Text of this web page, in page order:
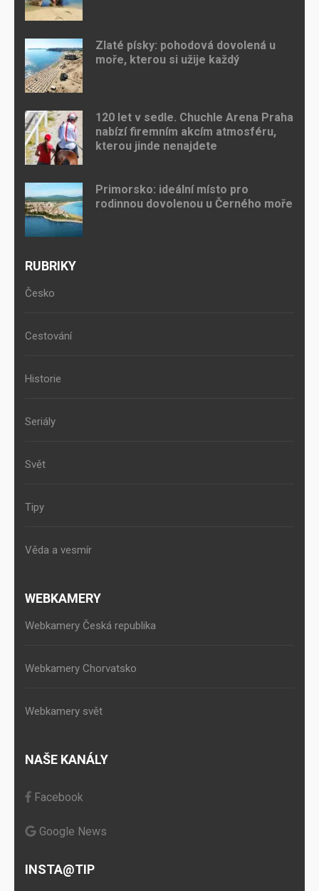
Zlaté písky: pohodová dovolená u
moře, kterou si užije každý
120 let v sedle. Chuchle Arena Praha
nabízí firemním akcím atmosféru,
kterou jinde nenajdete
Primorsko: ideální místo pro
rodinnou dovolenou u Černého moře
RUBRIKY
Česko
Cestování
Historie
Seriály
Svět
Tipy
Věda a vesmír
WEBKAMERY
Webkamery Česká republika
Webkamery Chorvatsko
Webkamery svět
NAŠE KANÁLY
Facebook
Google News
INSTA@TIP